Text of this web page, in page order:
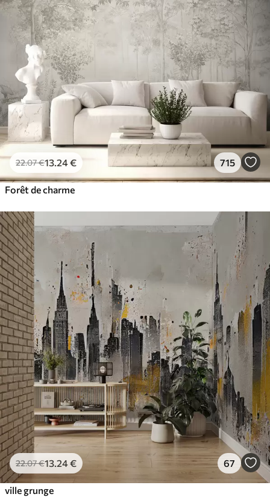
22.07€13 .24€ 715
Forêt de charme
22.07€13 .24€ 67
ville grunge